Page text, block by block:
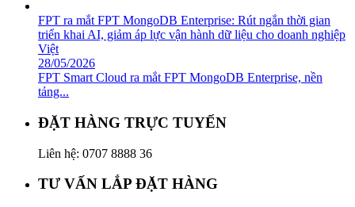
FPT ra mắt FPT MongoDB Enterprise: Rút ngắn thời gian
triển khai AI, giảm áp lực vận hành dữ liệu cho doanh nghiệp
Việt
28/05/2026
FPT Smart Cloud ra mắt FPT MongoDB Enterprise, nền
tảng...
ĐẶT HÀNG TRỰC TUYẾN
Liên hệ: 0707 8888 36
TƯ VẤN LẮP ĐẶT HÀNG